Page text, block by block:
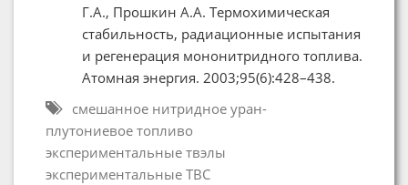
Г.А., Прошкин А.А. Термохимическая
стабильность, радиационные испытания
и регенерация мононитридного топлива.
Атомная энергия. 2003;95(6):428–438.
смешанное нитридное уран-
плутониевое топливо
экспериментальные твэлы
экспериментальные ТВС